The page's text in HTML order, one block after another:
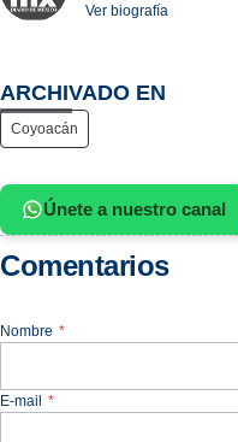
Ver biografía
ARCHIVADO EN
Coyoacán
Únete a nuestro canal
Comentarios
Nombre *
E-mail *